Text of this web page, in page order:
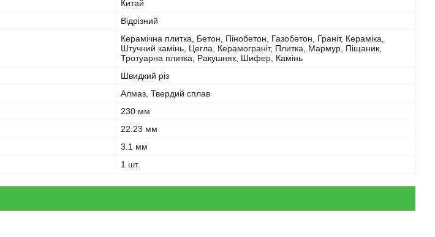
Китай
Відрізний
Керамічна плитка, Бетон, Пінобетон, Газобетон, Граніт, Кераміка,
Штучний камінь, Цегла, Керамограніт, Плитка, Мармур, Піщаник,
Тротуарна плитка, Ракушняк, Шифер, Камінь
Швидкий різ
Алмаз, Твердий сплав
230 мм
22.23 мм
3.1 мм
1 шт.